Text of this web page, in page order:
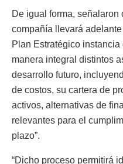
De igual forma, señalaron
compañía llevará
Plan Estratégico
manera integral distintos
desarrollo futuro,
de costos, su cartera de
activos, alternativas de
relevantes para el
plazo”.
“Dicho proceso permitirá